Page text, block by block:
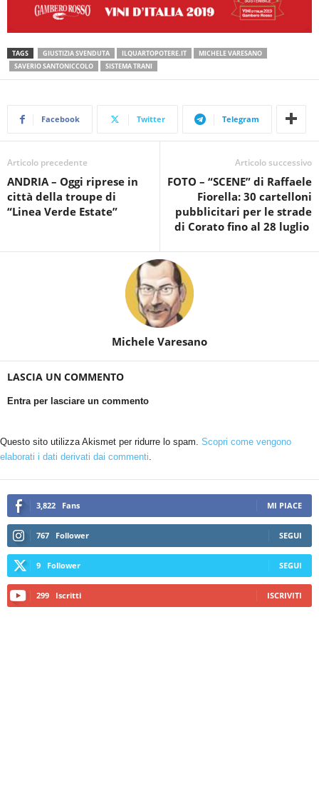
TAGS GIUSTIZIA SVENDUTA ILQUARTOPOTERE.IT
MICHELE VARESANO
SAVERIO SANTONICCOLO
SISTEMA TRANI
Facebook Twitter Telegram
Articolo precedente
ANDRIA – Oggi riprese in
città della troupe di
“Linea Verde Estate”
Articolo successivo
FOTO – “SCENE” di Raffaele
Fiorella: 30 cartelloni
pubblicitari per le strade
di Corato fino al 28 luglio
Michele Varesano
LASCIA UN COMMENTO
Entra per lasciare un commento
Questo sito utilizza Akismet per ridurre lo spam. Scopri come vengono
elaborati i dati derivati dai commenti
3,822 Fans MI PIACE
767 Follower SEGUI
9 Follower SEGUI
299 Iscritti ISCRIVITI